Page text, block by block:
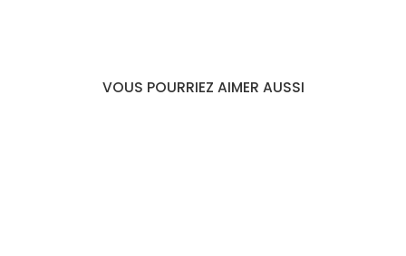
VOUS POURRIEZ AIMER AUSSI